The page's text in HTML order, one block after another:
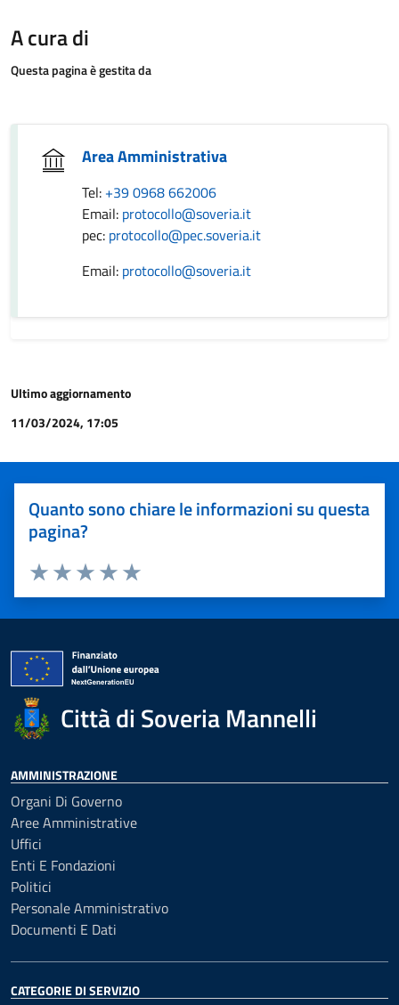
A cura di
Questa pagina è gestita da
Area Amministrativa
Tel: +39 0968 662006
Email: protocollo@soveria.it
pec: protocollo@pec.soveria.it
Email: protocollo@soveria.it
Ultimo aggiornamento
11/03/2024, 17:05
Quanto sono chiare le informazioni su questa
pagina?
Valuta 5 stelle su 5
Valuta 4 stelle su 5
Valuta 3 stelle su 5
Valuta 2 stelle su 5
Valuta 1 stelle su 5
Città di Soveria Mannelli
AMMINISTRAZIONE
Organi Di Governo
Aree Amministrative
Uffici
Enti E Fondazioni
Politici
Personale Amministrativo
Documenti E Dati
CATEGORIE DI SERVIZIO